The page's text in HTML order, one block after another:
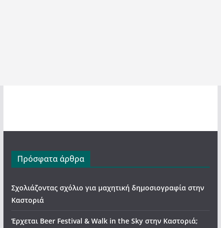
Πρόσφατα άρθρα
Σχολιάζοντας σχόλιο για μαχητική δημοσιογραφία στην
Καστοριά
Έρχεται Beer Festival & Walk in the Sky στην Καστοριά;